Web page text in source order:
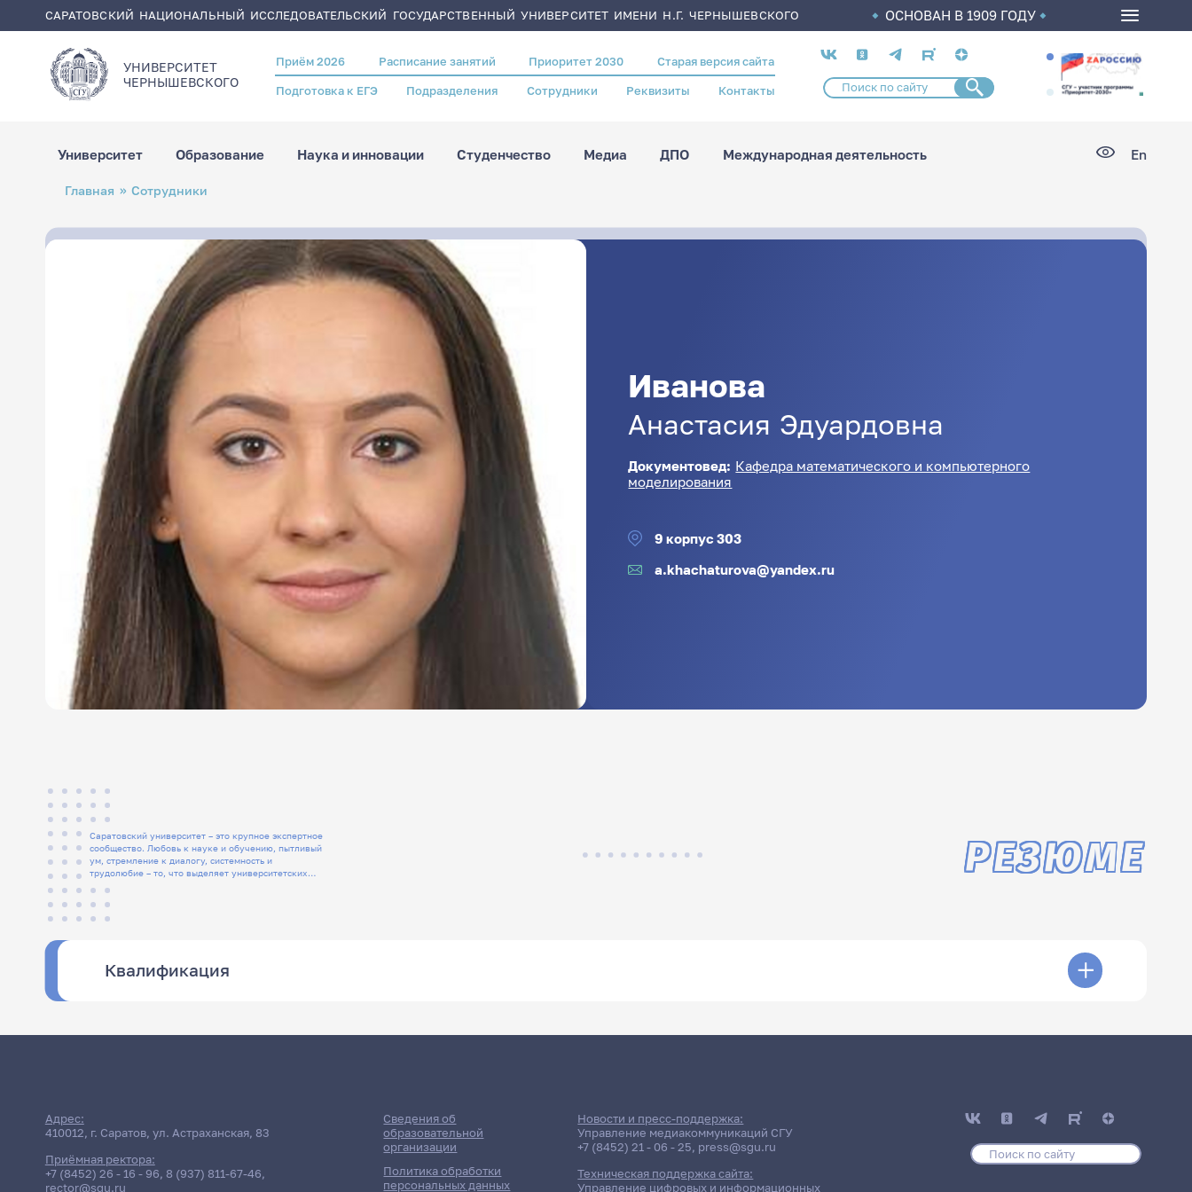
САРАТОВСКИЙ НАЦИОНАЛЬНЫЙ ИССЛЕДОВАТЕЛЬСКИЙ ГОСУДАРСТВЕННЫЙ УНИВЕРСИТЕТ ИМЕНИ Н.Г. ЧЕРНЫШЕВСКОГО ОСНОВАН В 1909 ГОДУ
УНИВЕРСИТЕТ
ЧЕРНЫШЕВСКОГO
Header
menu
Приём 2026 Расписание занятий Приоритет 2030 Старая версия сайта
Подготовка к ЕГЭ Подразделения Сотрудники Реквизиты Контакты
Социальные
сети
Университет Образование Наука и инновации Студенчество Медиа ДПО Международная деятельность En
Строка
навигации
Главная Сотрудники
Иванова
Анастасия Эдуардовна
Документовед: Кафедра математического и компьютерного
моделирования
9 корпус 303
a.khachaturova@yandex.ru
Саратовский университет – это крупное экспертное
сообщество. Любовь к науке и обучению, пытливый
ум, стремление к диалогу, системность и
трудолюбие – то, что выделяет университетских
РЕЗЮМЕ
Квалификация
Адрес:
410012, г. Саратов, ул. Астраханская, 83
Приёмная ректора:
+7 (8452) 26 - 16 - 96, 8 (937) 811-67-46,
rector@sgu.ru
Сведения об
образовательной
организации
Политика обработки
персональных данных
Новости и пресс-поддержка:
Управление медиакоммуникаций СГУ
+7 (8452) 21 - 06 - 25, press@sgu.ru
Техническая поддержка сайта:
Управление цифровых и информационных